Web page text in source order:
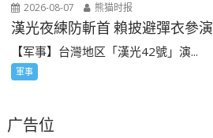
2026-08-07 熊猫时报
漢光夜練防斬首 賴披避彈衣參演
【军事】台灣地区「漢光42號」演...
軍事
广告位